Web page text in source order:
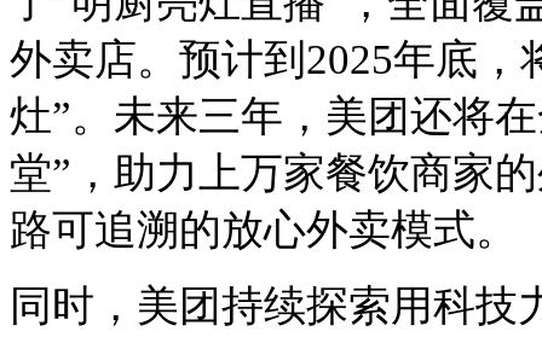
外卖店。预计到2025年底，
灶”。未来三年，美团还将
堂”，助力上万家餐饮商家
路可追溯的放心外卖模式。
同时，美团持续探索用科